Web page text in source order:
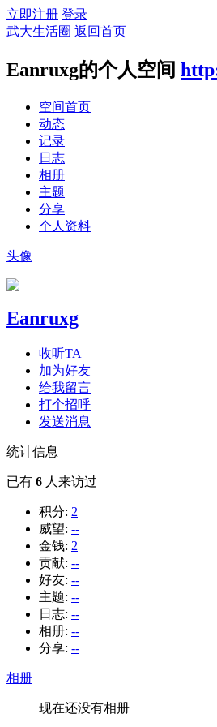
立即注册 登录
武大生活圈 返回首页
Eanruxg的个人空间
空间首页
动态
记录
日志
相册
主题
分享
个人资料
头像
Eanruxg
收听TA
加为好友
给我留言
打个招呼
发送消息
统计信息
已有 6 人来访过
积分: 2
威望: --
金钱: 2
贡献: --
好友: --
主题: --
日志: --
相册: --
分享: --
相册
现在还没有相册